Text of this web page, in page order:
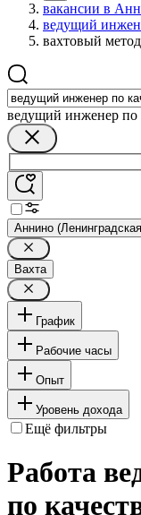
вакансии в
ведущий
вахтовый метод
ведущий инженер по
Аннино
Вахта
График
Рабочие часы
Опыт
Уровень дохода
Ещё фильтры
Работа
по